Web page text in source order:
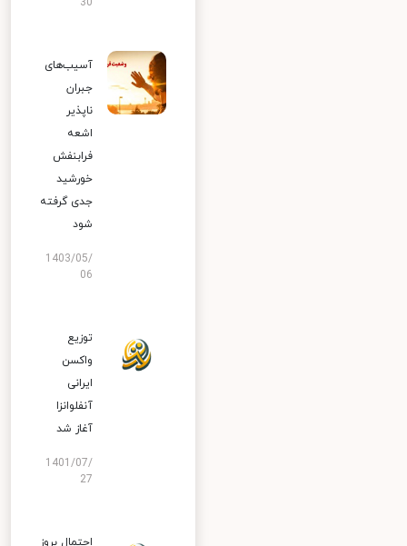
آسیب‌های
جبران
ناپذیر
اشعه
فرابنفش
خورشید
جدی گرفته
شود
1403/05/
06
توزیع
واکسن
ایرانی
آنفلوانزا
آغاز شد
1401/07/
27
احتمال بروز